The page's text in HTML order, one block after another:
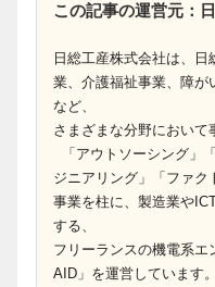
この記事の運営元：
日総工産株式会社は、
業、介護福祉事業、障が
など、
さまざまな分野において
「アウトソーシング」
ジニアリング」「ファ
事業を柱に、製造業や
する、
フリーランスの機電系
AID」を運営しています。